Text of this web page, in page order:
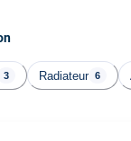
3 Radiateur 6